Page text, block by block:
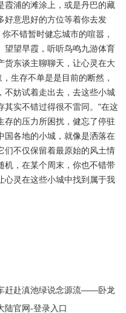
霞浦的滩涂上，或是丹巴的藏
好意思好的方位等着你去发
不错暂时健忘城市的喧嚣，
望望早霞，听听鸟鸣九游体育
货东谈主聊聊天，让心灵在大
生存不单是是目前的断然，
不妨试着走出去，去这些小城
其实不错过得很不雷同。"在这
存的压力所困扰，健忘了停驻
国各地的小城，就像是洒落在
们不仅保留着最原始的风土情
机，在某个周末，你也不错带
心灵在这些小城中找到属于我
赶赴滇池绿说念源流——卧龙
陆官网-登录入口